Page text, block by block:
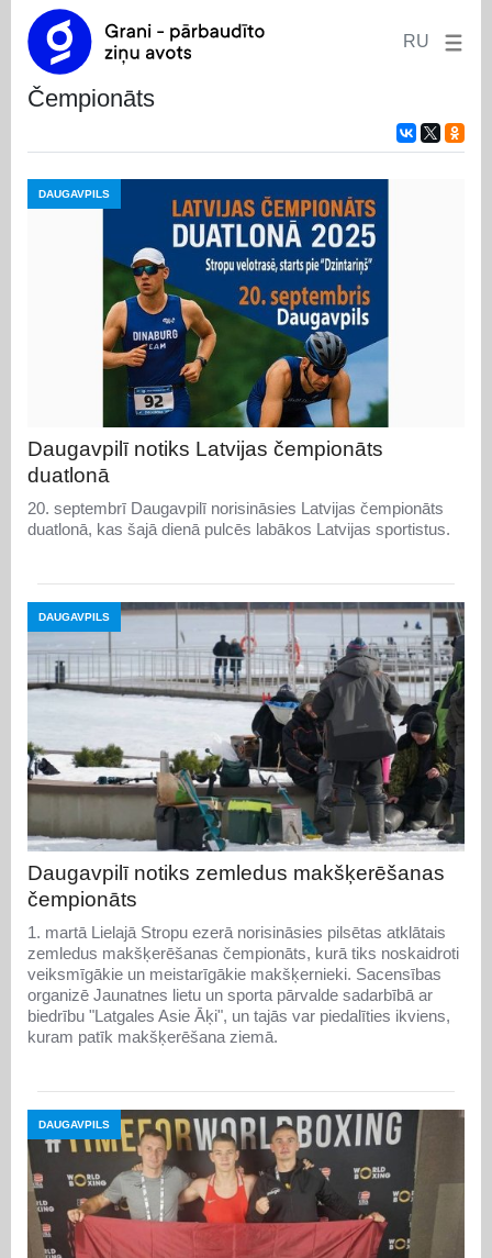
RU
čempionāts
DAUGAVPILS
Daugavpilī notiks Latvijas čempionāts
duatlonā
20. septembrī Daugavpilī norisināsies Latvijas čempionāts
duatlonā, kas šajā dienā pulcēs labākos Latvijas sportistus.
DAUGAVPILS
Daugavpilī notiks zemledus makšķerēšanas
čempionāts
1. martā Lielajā Stropu ezerā norisināsies pilsētas atklātais
zemledus makšķerēšanas čempionāts, kurā tiks noskaidroti
veiksmīgākie un meistarīgākie makšķernieki. Sacensības
organizē Jaunatnes lietu un sporta pārvalde sadarbībā ar
biedrību "Latgales Asie Āķi", un tajās var piedalīties ikviens,
kuram patīk makšķerēšana ziemā.
DAUGAVPILS